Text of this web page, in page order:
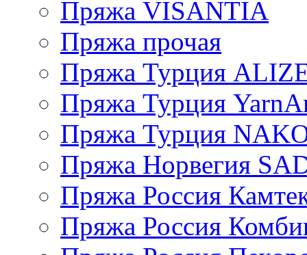
Пряжа VISANTIA
Пряжа прочая
Пряжа Турция
Пряжа Турция
Пряжа Турция
Пряжа Норвегия
Пряжа Россия
Пряжа Россия